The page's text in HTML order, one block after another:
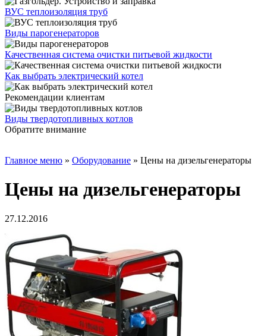
ВУС теплоизоляция труб
Виды парогенераторов
Качественная система очистки питьевой жидкости
Как выбрать электрический котел
Рекомендации клиентам
Виды твердотопливных котлов
Обратите внимание
Главное меню » Oборудование » Цены на дизельгенераторы
Цены на дизельгенераторы
27.12.2016